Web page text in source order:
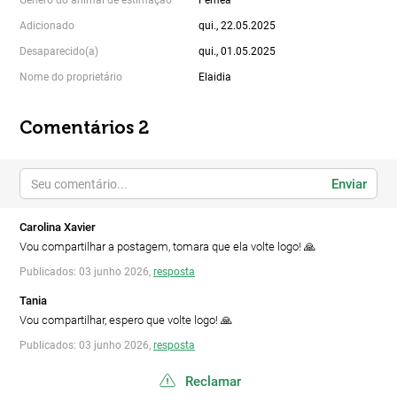
Adicionado qui., 22.05.2025
Desaparecido(a) qui., 01.05.2025
Nome do proprietário Elaidia
Comentários 2
Enviar
Carolina Xavier
Vou compartilhar a postagem, tomara que ela volte logo! 🙏
Publicados: 03 junho 2026, resposta
Tania
Vou compartilhar, espero que volte logo! 🙏
Publicados: 03 junho 2026, resposta
Reclamar